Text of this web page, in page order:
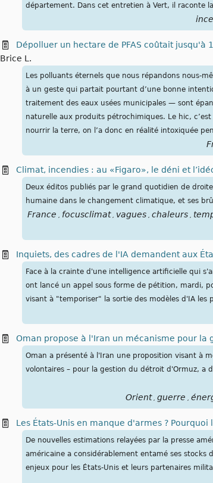
département. Dans cet entretien à Vert, il raconte
Dépolluer un hectare de PFAS coûtait
Brice L.
Les polluants éternels que nous répandons nous-
à un geste qui partait pourtant d’une bonne
traitement des eaux usées municipales — sont
naturelle aux produits pétrochimiques. Le hic,
nourrir la terre, on l’a donc en réalité intoxiquée
Climat, incendies : au «Figaro», le déni et
Deux éditos publiés par le grand quotidien de
humaine dans le changement climatique, et ses
France focusclimat vagues chaleurs
Inquiets, des cadres de l'IA demandent aux
Face à la crainte d'une intelligence artificielle qui
ont lancé un appel sous forme de pétition, mardi,
visant à "temporiser" la sortie des modèles d'IA les
Oman propose à l'Iran un mécanisme pour la
Oman a présenté ⁠à l'Iran ​une proposition visant à
volontaires – pour la ​gestion du détroit d'Ormuz, a
Orient guerre
Les États-Unis en manque d'armes ?
De nouvelles estimations relayées par la presse
américaine a considérablement entamé ses stocks
enjeux pour les États-Unis et leurs partenaires